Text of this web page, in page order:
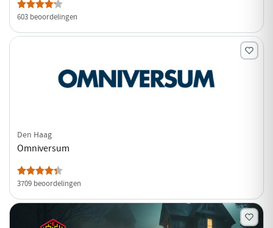
603 beoordelingen
Den Haag
Omniversum
3709 beoordelingen